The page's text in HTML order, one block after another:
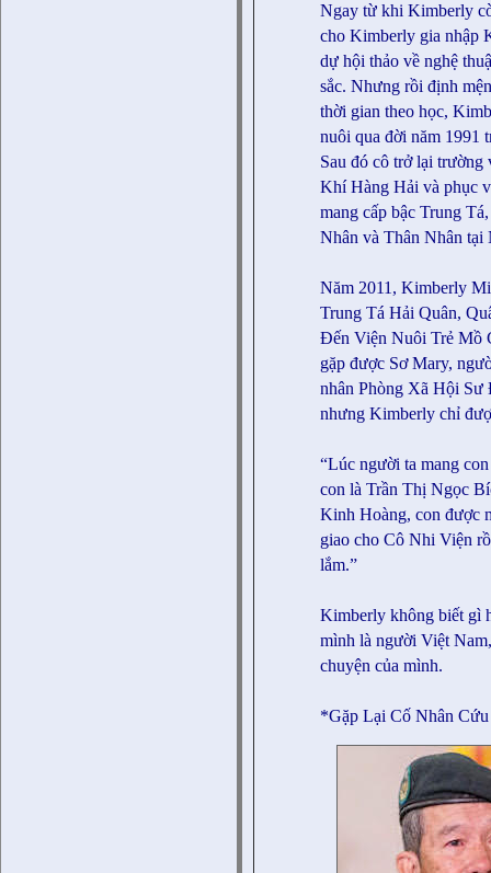
Ngay từ khi Kimberly
cho Kimberly gia nhập
dự hội thảo về nghệ
sắc. Nhưng rồi định
thời gian theo học,
nuôi qua đời năm 1991
Sau đó cô trở lại trường
Khí Hàng Hải và phục
mang cấp bậc Trung
Nhân và Thân Nhân
Năm 2011, Kimberly
Trung Tá Hải Quân,
Đến Viện Nuôi Trẻ Mồ
gặp được Sơ Mary,
nhân Phòng Xã Hội
nhưng Kimberly chỉ
“Lúc người ta mang
con là Trần Thị Ngọc
Kinh Hoàng, con được
giao cho Cô Nhi Viện
lắm.”
Kimberly không biết gì
mình là người Việt
chuyện của mình.
*Gặp Lại Cố Nhân